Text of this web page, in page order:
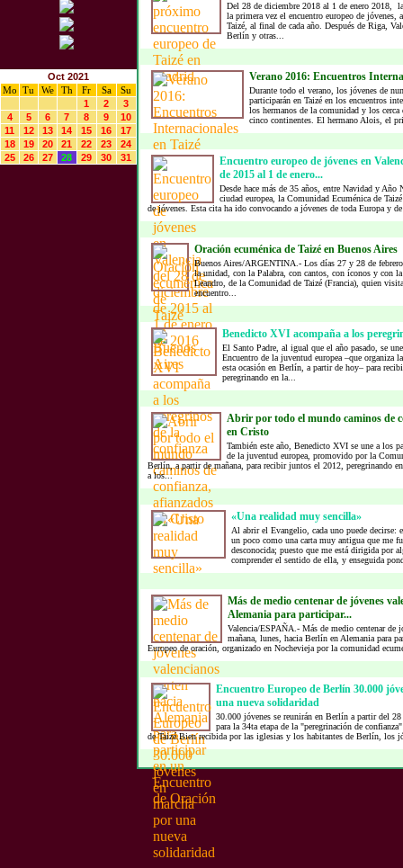
Oct 2021
Mo
Tu We Th Fr Sa
Su
1
2
3
4
5 6 7 8 9
10
11
12 13 14 15 16
17
18
19 20 21 22 23
24
25
26 27 28 29 30 31
Del 28 de diciembre 2018 al 1 de enero 2018,
la primera vez el encuentro europeo de jóvenes,
Taizé, al final de cada año. Después de Riga,
Berlín y otras...
Verano 2016: Encuentros
Durante todo el verano, los jóvenes de
participarán en Taizé en los encuentros
los hermanos de la comunidad y los
cinco continentes. El hermano Alois, el
Encuentro europeo de jóvenes en
de 2015 al 1 de enero...
Desde hace más de 35 años, entre Navidad y Año
ciudad europea, la Comunidad Ecuménica de
de jóvenes. Esta cita ha ido convocando a jóvenes de toda Europa y
Oración ecuménica de Taizé en Buenos Aires
Buenos Aires/ARGENTINA.- Los días 27 y 28 de febrero
la unidad, con la Palabra, con cantos, con íconos y con la
Leandro, de la Comunidad de Taizé (Francia), quien
encuentro...
Benedicto XVI acompaña a los
El Santo Padre, al igual que el año pasado, se
Encuentro de la juventud europea –que organiza
esta ocasión en Berlín, a partir de hoy– para
peregrinando en la...
Abrir por todo el mundo caminos de
en Cristo
También este año, Benedicto XVI se une a los
de la juventud europea, promovido por la
Berlín, a partir de mañana, para recibir juntos el 2012, peregrinando
a los...
«Una realidad muy sencilla»
Al abrir el Evangelio, cada uno puede decirse:
un poco como una carta muy antigua que me
desconocida; puesto que me está dirigida por
comprender el sentido de ella, y enseguida
Más de medio centenar de jóvenes
Alemania para participar...
Valencia/ESPAÑA.- Más de medio centenar de
mañana, lunes, hacia Berlín en Alemania para
Europeo de oración, organizado en Nochevieja por la comunidad
Encuentro Europeo de Berlín 30.000
una nueva solidaridad
30.000 jóvenes se reunirán en Berlín a partir del
para la 34ta etapa de la "peregrinación de
de Taizé.Bien recibida por las iglesias y los habitantes de Berlín, los